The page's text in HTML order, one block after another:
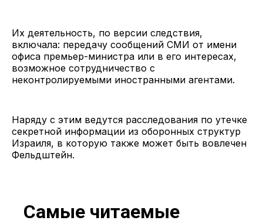
Их деятельность, по версии следствия,
включала: передачу сообщений СМИ от имени
офиса премьер-министра или в его интересах,
возможное сотрудничество с
неконтролируемыми иностранными агентами.
Наряду с этим ведутся расследования по утечке
секретной информации из оборонных структур
Израиля, в которую также может быть вовлечен
Фельдштейн.
Самые читаемые